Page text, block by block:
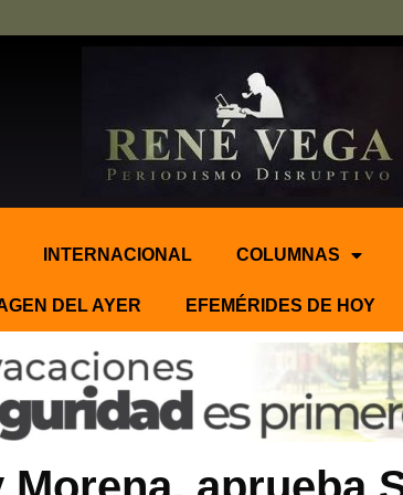
INTERNACIONAL COLUMNAS
DEL AYER EFEMÉRIDES DE HOY